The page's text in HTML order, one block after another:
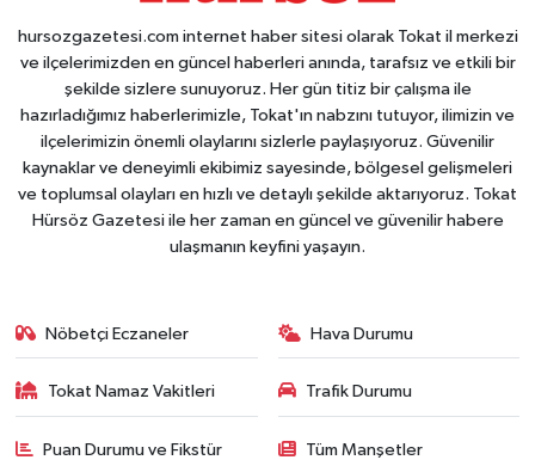
hursozgazetesi.com internet haber sitesi olarak Tokat il merkezi
ve ilçelerimizden en güncel haberleri anında, tarafsız ve etkili bir
şekilde sizlere sunuyoruz. Her gün titiz bir çalışma ile
hazırladığımız haberlerimizle, Tokat'ın nabzını tutuyor, ilimizin ve
ilçelerimizin önemli olaylarını sizlerle paylaşıyoruz. Güvenilir
kaynaklar ve deneyimli ekibimiz sayesinde, bölgesel gelişmeleri
ve toplumsal olayları en hızlı ve detaylı şekilde aktarıyoruz. Tokat
Hürsöz Gazetesi ile her zaman en güncel ve güvenilir habere
ulaşmanın keyfini yaşayın.
Nöbetçi Eczaneler Hava Durumu
Tokat Namaz Vakitleri Trafik Durumu
Puan Durumu ve Fikstür Tüm Manşetler